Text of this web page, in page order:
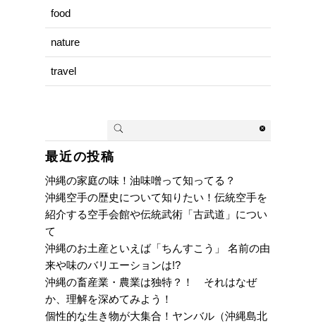
food
nature
travel
最近の投稿
沖縄の家庭の味！油味噌って知ってる？
沖縄空手の歴史について知りたい！伝統空手を
紹介する空手会館や伝統武術「古武道」につい
て
沖縄のお土産といえば「ちんすこう」 名前の由
来や味のバリエーションは!?
沖縄の畜産業・農業は独特？！ それはなぜ
か、理解を深めてみよう！
個性的な生き物が大集合！ヤンバル（沖縄島北